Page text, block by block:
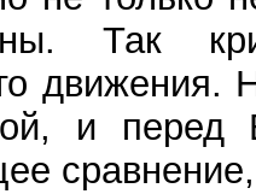
Так
и перед